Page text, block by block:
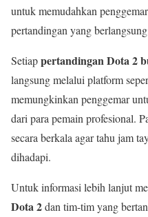
untuk memudahkan
pertandingan yang
Setiappertandingan Dota 2
langsung melalui platform
memungkinkan penggemar
dari para pemain profesional.
secara berkala agar tahu jam
dihadapi.
Untuk informasi lebih lanjut
Dota 2dan tim-tim yang